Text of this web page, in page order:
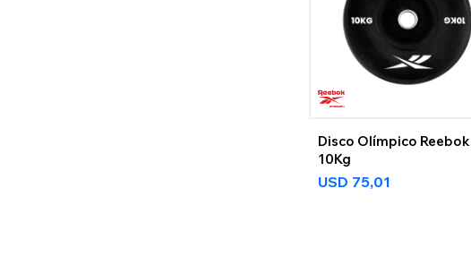
Disco Olímpico Reebok
10Kg
USD 75,01